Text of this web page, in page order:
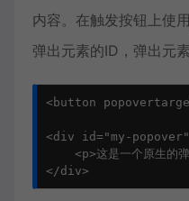
内容。在触发按钮上使用
弹出元素的ID，弹出元
<button
<div id="my-
<p>这是一个原生的
</div>